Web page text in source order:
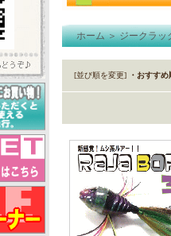
ホーム＞ジークラッ
[並び順を変更] ・おすすめ